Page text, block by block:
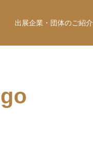
出展企業・団体のご紹介